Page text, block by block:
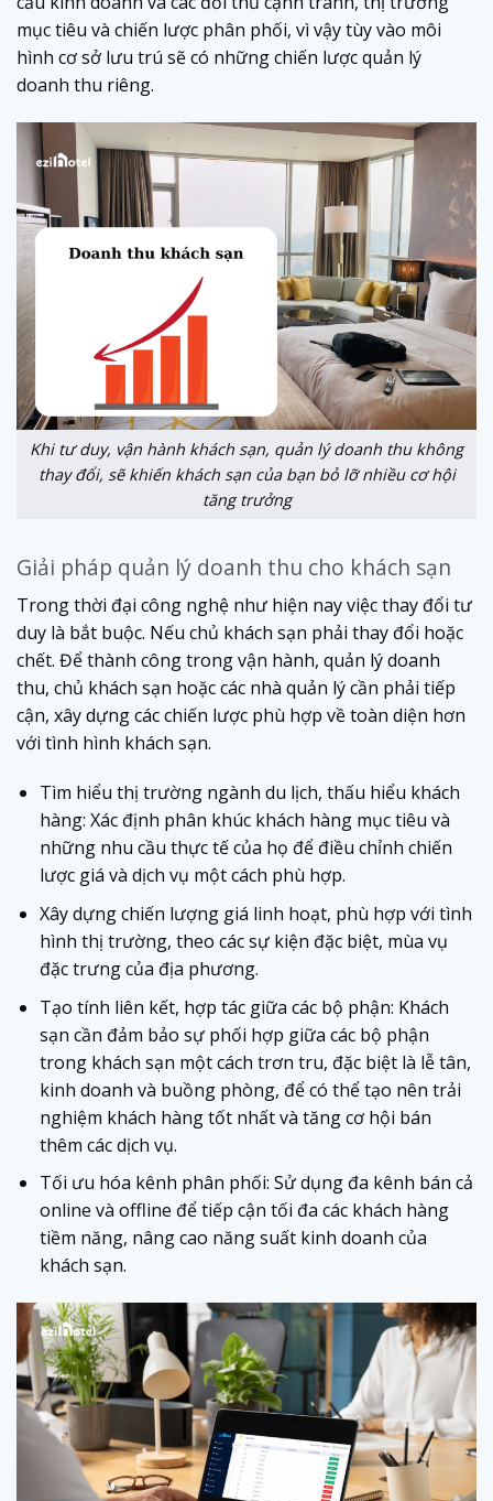
mục tiêu và chiến lược phân phối, vì vậy tùy vào môi
hình cơ sở lưu trú sẽ có những chiến lược quản lý
doanh thu riêng.
Khi tư duy, vận hành khách sạn, quản lý doanh thu không
thay đổi, sẽ khiến khách sạn của bạn bỏ lỡ nhiều cơ hội
tăng trưởng
Giải pháp quản lý doanh thu cho khách sạn
Trong thời đại công nghệ như hiện nay việc thay đổi tư
duy là bắt buộc. Nếu chủ khách sạn phải thay đổi hoặc
chết. Để thành công trong vận hành, quản lý doanh
thu, chủ khách sạn hoặc các nhà quản lý cần phải tiếp
cận, xây dựng các chiến lược phù hợp về toàn diện hơn
với tình hình khách sạn.
Tìm hiểu thị trường ngành du lịch, thấu hiểu khách
hàng: Xác định phân khúc khách hàng mục tiêu và
những nhu cầu thực tế của họ để điều chỉnh chiến
lược giá và dịch vụ một cách phù hợp.
Xây dựng chiến lượng giá linh hoạt, phù hợp với tình
hình thị trường, theo các sự kiện đặc biệt, mùa vụ
đặc trưng của địa phương.
Tạo tính liên kết, hợp tác giữa các bộ phận: Khách
sạn cần đảm bảo sự phối hợp giữa các bộ phận
trong khách sạn một cách trơn tru, đặc biệt là lễ tân,
kinh doanh và buồng phòng, để có thể tạo nên trải
nghiệm khách hàng tốt nhất và tăng cơ hội bán
thêm các dịch vụ.
Tối ưu hóa kênh phân phối: Sử dụng đa kênh bán cả
online và offline để tiếp cận tối đa các khách hàng
tiềm năng, nâng cao năng suất kinh doanh của
khách sạn.